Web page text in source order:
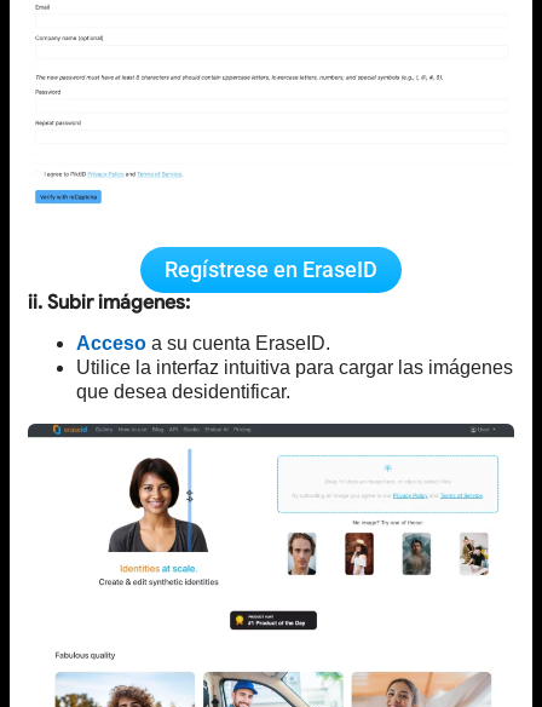
Regístrese en EraseID
ii. Subir imágenes:
Acceso a su cuenta EraseID.
Utilice la interfaz intuitiva para cargar las imágenes
que desea desidentificar.